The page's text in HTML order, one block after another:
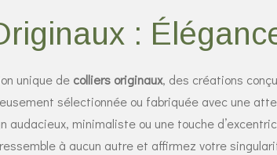
:
unique de colliers originaux, des créations
sélectionnée ou fabriquée avec une
audacieux, minimaliste ou une touche
à aucun autre et affirmez votre